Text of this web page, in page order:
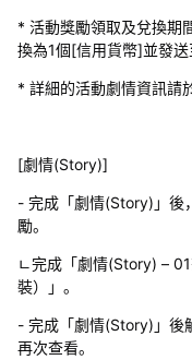
* 活動獎勵領取及兌換期
換為1個[信用貨幣]並發送
* 詳細的活動劇情資訊請
[劇情(Story)]
- 完成「劇情(Story)」後
勵。
ㄴ完成「劇情(Story) –
裝）」。
- 完成「劇情(Story)」後
再次查看。